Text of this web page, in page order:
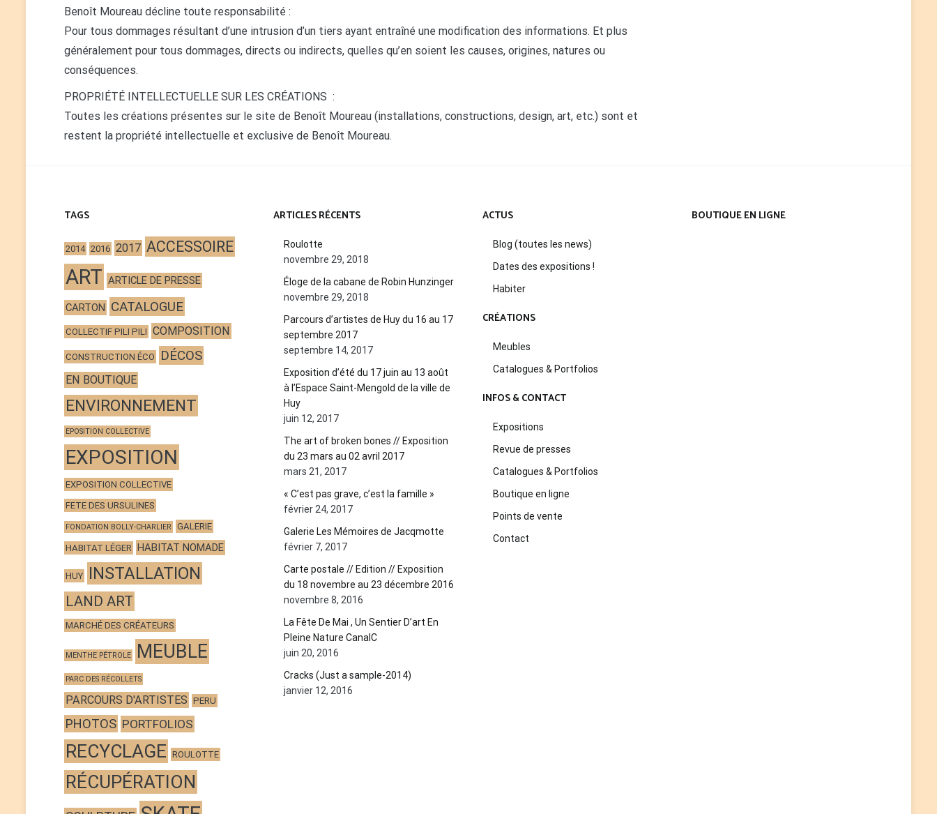
Benoît Moureau décline toute responsabilité :
Pour tous dommages résultant d’une intrusion d’un tiers ayant entraîné une modification des informations. Et plus
généralement pour tous dommages, directs ou indirects, quelles qu’en soient les causes, origines, natures ou
conséquences.
PROPRIÉTÉ INTELLECTUELLE SUR LES CRÉATIONS :
Toutes les créations présentes sur le site de Benoît Moureau (installations, constructions, design, art, etc.) sont et
restent la propriété intellectuelle et exclusive de Benoît Moureau.
TAGS
2014 2016 2017 ACCESSOIRE
ART ARTICLE DE PRESSE
CARTON CATALOGUE
COLLECTIF PILI PILI COMPOSITION
CONSTRUCTION ÉCO DÉCOS
EN BOUTIQUE
ENVIRONNEMENT
EPOSITION COLLECTIVE
EXPOSITION
EXPOSITION COLLECTIVE
FETE DES URSULINES
FONDATION BOLLY-CHARLIER GALERIE
HABITAT LÉGER HABITAT NOMADE
HUY INSTALLATION
LAND ART
MARCHÉ DES CRÉATEURS
MENTHE PÉTROLE MEUBLE
PARC DES RÉCOLLETS
PARCOURS D'ARTISTES PERU
PHOTOS PORTFOLIOS
RECYCLAGE ROULOTTE
RÉCUPÉRATION
ARTICLES RÉCENTS
Roulotte
novembre 29, 2018
Éloge de la cabane de Robin Hunzinger
novembre 29, 2018
Parcours d’artistes de Huy du 16 au 17
septembre 2017
septembre 14, 2017
Exposition d’été du 17 juin au 13 août
à l’Espace Saint-Mengold de la ville de
Huy
juin 12, 2017
The art of broken bones // Exposition
du 23 mars au 02 avril 2017
mars 21, 2017
« C’est pas grave, c’est la famille »
février 24, 2017
Galerie Les Mémoires de Jacqmotte
février 7, 2017
Carte postale // Edition // Exposition
du 18 novembre au 23 décembre 2016
novembre 8, 2016
La Fête De Mai , Un Sentier D’art En
Pleine Nature CanalC
juin 20, 2016
Cracks (Just a sample-2014)
janvier 12, 2016
ACTUS
Blog (toutes les news)
Dates des expositions !
Habiter
CRÉATIONS
Meubles
Catalogues & Portfolios
INFOS & CONTACT
Expositions
Revue de presses
Catalogues & Portfolios
Boutique en ligne
Points de vente
Contact
BOUTIQUE EN LIGNE